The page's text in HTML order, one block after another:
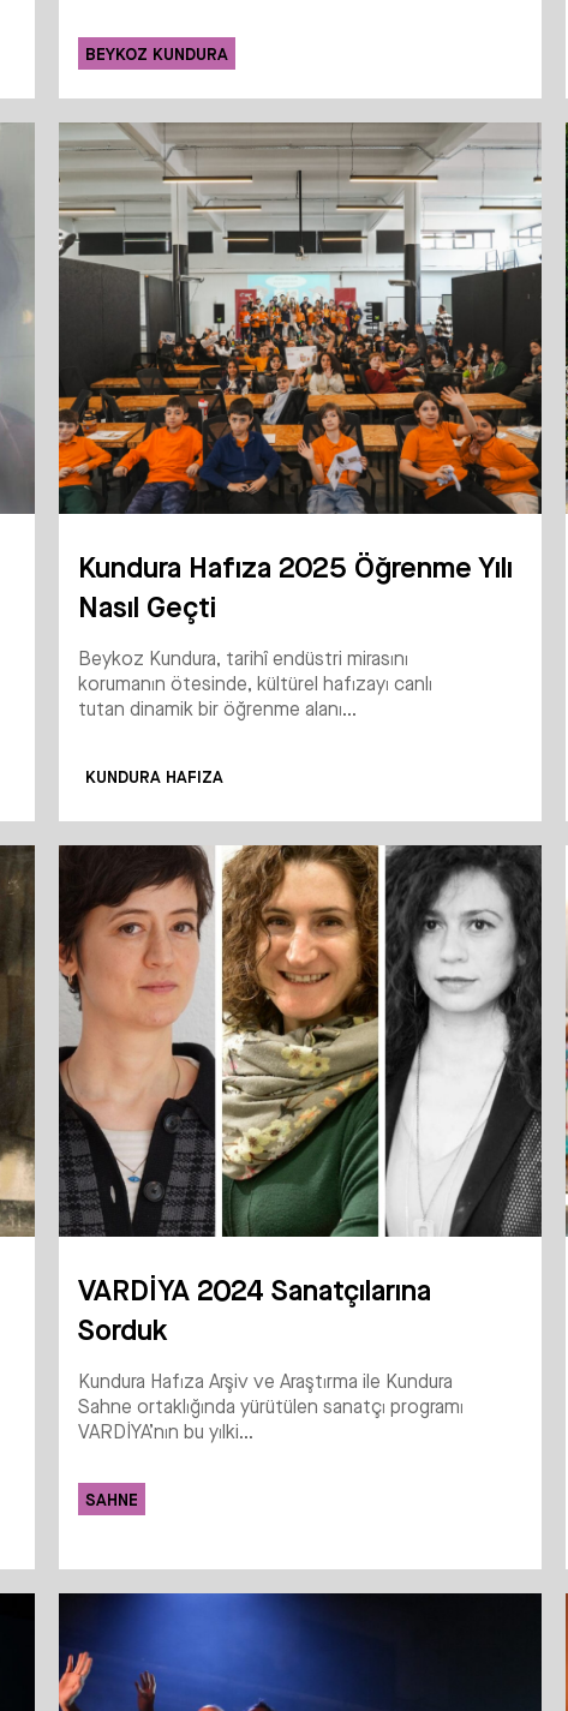
BEYKOZ KUNDURA
Kundura Hafıza 2025 Öğrenme Yılı
Nasıl Geçti
Beykoz Kundura, tarihî endüstri mirasını
korumanın ötesinde, kültürel hafızayı canlı
tutan dinamik bir öğrenme alanı...
KUNDURA HAFIZA
VARDİYA 2024 Sanatçılarına
Sorduk
Kundura Hafıza Arşiv ve Araştırma ile Kundura
Sahne ortaklığında yürütülen sanatçı programı
VARDİYA’nın bu yılki...
SAHNE